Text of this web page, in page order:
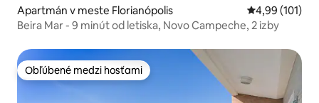
Apartmán v meste Florianópolis Priemerné
4,99 (101)
Beira Mar - 9 minút od letiska, Novo Campeche, 2 izby
Obľúbené medzi hosťami
Obľúbené medzi hosťami